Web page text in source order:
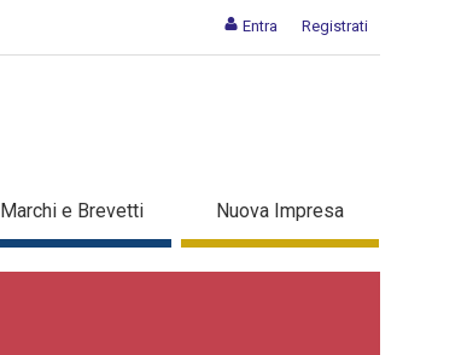
Entra Registrati
Marchi e Brevetti Nuova Impresa